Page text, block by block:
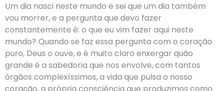
Um dia nasci neste mundo e sei que um dia também
vou morrer, e a pergunta que devo fazer
constantemente é: o que eu vim fazer aqui neste
mundo? Quando se faz essa pergunta com o coração
puro, Deus o ouve, e é muito claro enxergar quão
grande é a sabedoria que nos envolve, com tantos
órgãos complexíssimos, a vida que pulsa o nosso